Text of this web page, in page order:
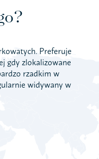
Preferuje
gdy zlokalizowane
rzadkim w
widywany w